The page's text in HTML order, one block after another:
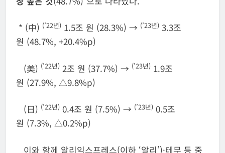
* (中) (’22년) 1.5조 원 (28.3%) → (’23년) 3.3조
원 (48.7%, +20.4%p)
(美) (’22년) 2조 원 (37.7%) → (’23년) 1.9조
원 (27.9%, △9.8%p)
(日) (’22년) 0.4조 원 (7.5%) → (’23년) 0.5조
원 (7.3%, △0.2%p)
이와 함께 알리익스프레스(이하 ‘알리’)·테무 등 중